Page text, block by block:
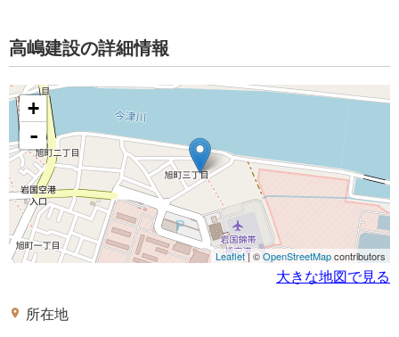
高嶋建設の詳細情報
+
-
Leaflet| ©OpenStreetMapcontributors
大きな地図で見る
place 所在地